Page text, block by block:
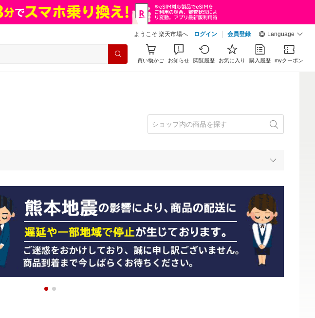
ようこそ 楽天市場へ ログイン 会員登録 Language
買い物かご お知らせ 閲覧履歴 お気に入り 購入履歴 myクーポン